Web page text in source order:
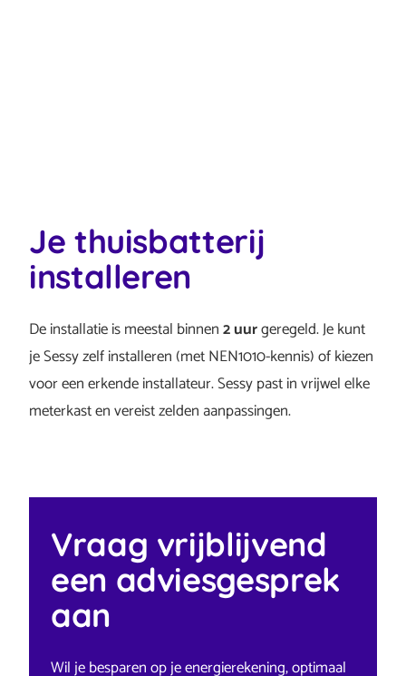
Je thuisbatterij
installeren
De installatie is meestal binnen2 uurgeregeld. Je kunt
je Sessy zelf installeren (met NEN1010-kennis) of kiezen
voor een erkende installateur. Sessy past in vrijwel elke
meterkast en vereist zelden aanpassingen.
Vraag vrijblijvend
een adviesgesprek
aan
Wil je besparen op je energierekening, optimaal